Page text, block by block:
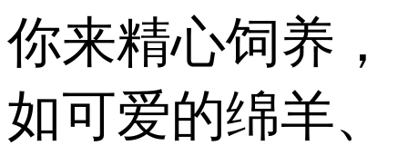
你来精心饲养，
如可爱的绵羊、